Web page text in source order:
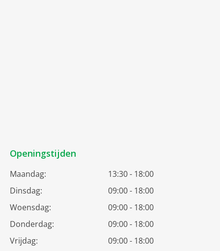
Openingstijden
Maandag:
13:30 - 18:00
Dinsdag:
09:00 - 18:00
Woensdag:
09:00 - 18:00
Donderdag:
09:00 - 18:00
Vrijdag:
09:00 - 18:00